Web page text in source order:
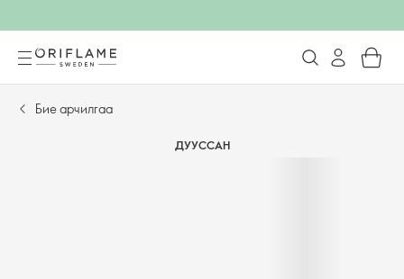
Бие арчилгаа
ДУУССАН